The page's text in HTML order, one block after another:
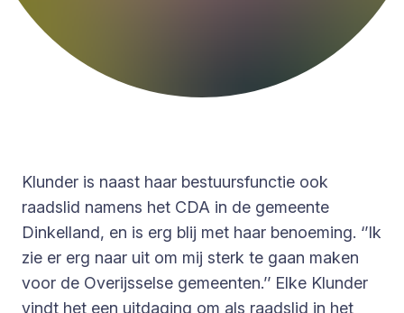
Klunder is naast haar bestuursfunctie ook
raadslid namens het CDA in de gemeente
Dinkelland, en is erg blij met haar benoeming. ‘’Ik
zie er erg naar uit om mij sterk te gaan maken
voor de Overijsselse gemeenten.’’ Elke Klunder
vindt het een uitdaging om als raadslid in het